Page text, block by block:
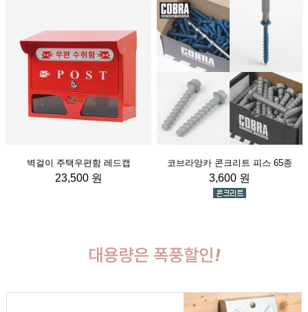
벽걸이 주택우편함 레드캡
23,500 원
코브라앙카 콘크리트 피스 65종
3,600 원